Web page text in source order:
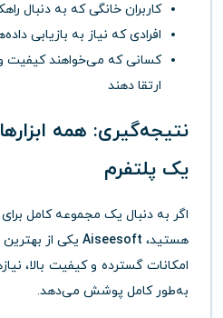
کاربران خانگی که به دنبال
افرادی که نیاز به بازیابی
کسانی که می‌خواهند کیفیت
ارتقا دهند
نتیجه‌گیری: همه
یک پلتفرم
اگر به دنبال یک مجموعه کامل
هستید، Aiseesoft یکی از
امکانات گسترده و کیفیت بالا،
به‌طور کامل پوشش می‌دهد.